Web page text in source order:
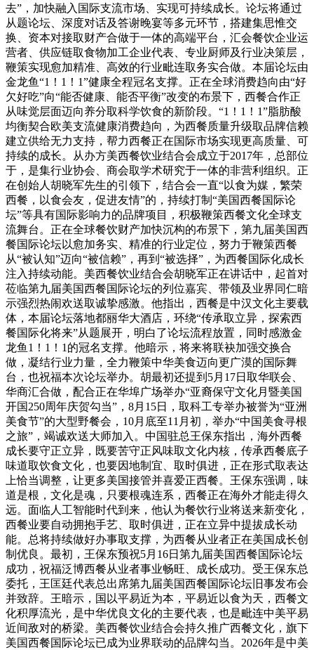
去”，加快融入国际支流市场、实现可持续成长。论坛将通过
从题论坛、深度对话及答谢晚宴等多元环节，搭建集思惟交
换、资本对接取财产合做于一体的高端平台，汇会餐饮企业运
营者、供应链取食物加工企业代表、专业厨师及行业决策层，
鞭策实现愈加精准、高效的行业毗连取务实合做。本届论坛由
金龙鱼“1！1！1”健康全程冠名支撑。正在全球消费趋向由“好
欠好吃”向“能否健康、能否平衡”改变的布景下，西餐合作正
从味觉层面迈向养分取科学饮食的新阶段。“1！1！1”脂肪酸
均衡契合欧美支流健康消费趋向，为西餐质量升级取品牌信赖
建立供给无力支持，帮力西餐正在国际市场实现更高质量、可
持续的成长。从办方美西餐饮业结合会成立于2017年，总部位
于，是集行业协会、商会取学术研究于一体的非营利组织。正
在创始人胡晓军先生的引领下，结合会一直“以食为媒，繁荣
西餐，以食会友，促进友情”的，持续打制“美国西餐国际论
坛”等具有国际影响力的品牌项目，积极鞭策西餐文化全球支
流舞台。正在全球餐饮财产加快沉构的布景下，第九届美国西
餐国际论坛以愈加务实、精准的行业定位，努力于鞭策西餐
从“被认知”迈向“被信赖”，再到“被选择”，为西餐国际化成长
注入持续动能。美西餐饮业结合会胡晓军正在讲话中，起首对
莅临第九届美国西餐国际论坛的列位嘉宾、带领及业界同仁暗
示强烈热闹欢送取诚挚感激。他指出，西餐是中汉文化主要载
体，本届论坛落地都丽华大酒店，环绕“传承取立异，探索西
餐国际化将来”从题展开，明白了论坛流程放置，同时感激金
龙鱼1！1！1的冠名支撑。他暗示，将来将联袂加强交换合
做，凝结行业力量，全力鞭策中华美食迈向更广漠的国际舞
台，也祝福本次论坛举办。胡最初还提到5月17日取华联会、
华商汇合做，配合正在华埠广场举办“亚裔保守文化月暨美国
开国250周年庆贺勾当”，8月15日，取科工专举办被誉为“亚洲
美食节”的大型野餐会，10月底至11月初，举办“中国美食寻根
之旅”，竭诚欢送大师加入。中国驻总王保东指出，海外西餐
成长要守正立异，既要苦守正风味取文化内核，传承西餐底子
味道取饮食文化，也要因地制宜、取时俱进，正在形式取表达
上恰当调整，让更多美国接管并喜爱正西餐。王保东强调，味
道是根，文化是魂，只要根魂连系，西餐正在海外才能走得久
远。面临人工智能时代到来，他认为餐饮行业将送来新变化，
西餐业要自动拥抱手艺、取时俱进，正在立异中提拔成长动
能。总将持续做好办事取支撑，为西餐从业者正在美国成长创
制优良。最初，王保东预祝5月16日第九届美国西餐国际论坛
成功，祝福泛博西餐从业者事业畅旺、成长成功。受王保东总
委托，王匡廷代表总出席第九届美国西餐国际论坛旧事发布会
并致辞。王暗示，国以平易近为本，平易近以食为天，西餐文
化积厚流光，是中华优良文化的主要代表，也是毗连中美平易
近间敌对的桥梁。美西餐饮业结合会持久推广西餐文化，旗下
美国西餐国际论坛已成为业界联动的品牌勾当。2026年是中美